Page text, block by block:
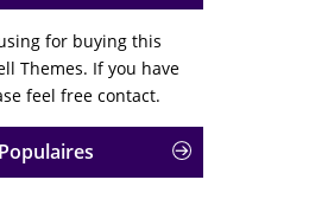
for buying this
Themes. If you have
feel free contact.